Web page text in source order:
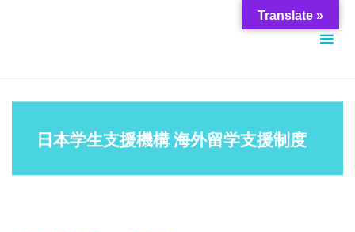
ス
ー
日本学生支援機構 海外留学支援制度
Translate »